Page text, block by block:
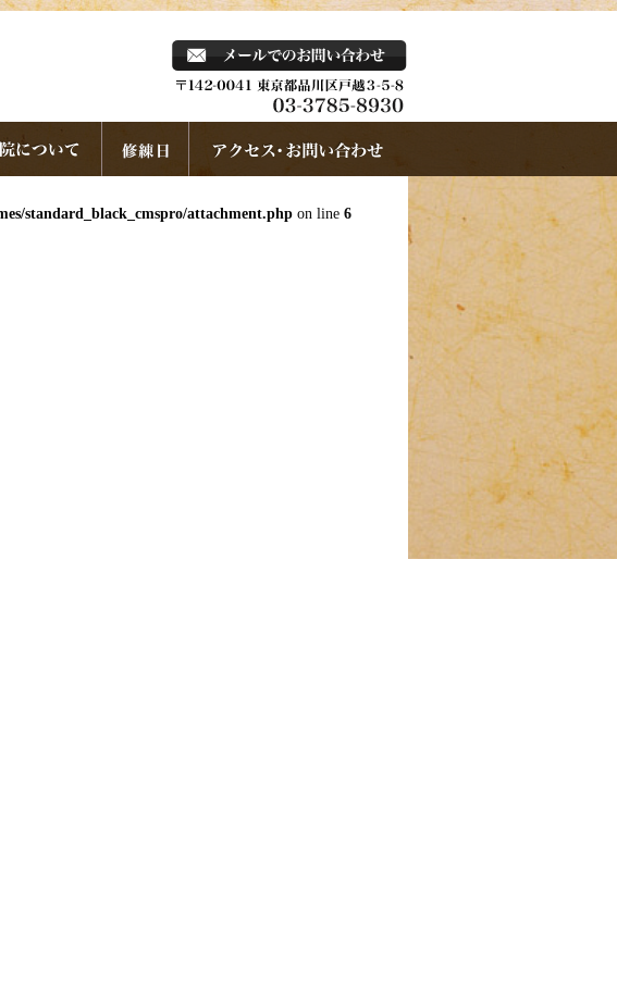
standard_black_cmspro/attachment.php on line 6